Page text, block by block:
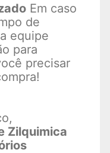
Em caso
de
equipe
para
precisar
Zilquimica